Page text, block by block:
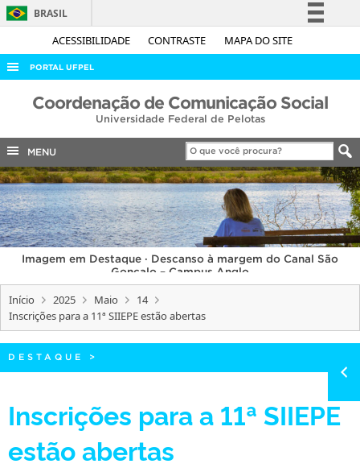
ACESSIBILIDADE CONTRASTE MAPA DO SITE
BRASIL
Simplifique!
Acesso à informação
Legislação
Canais
PORTAL UFPEL
ACESSO À INFORMAÇÃO
COBALTO
CONCURSOS
EDITAIS
INTERNACIONAL
OUVIDORIA
PORTARIAS
TELEFONES
Coordenação de Comunicação Social
Universidade Federal de Pelotas
MENU
Imagem em Destaque · Descanso à margem do Canal São
Gonçalo – Campus Anglo
Início 2025 Maio
14
Inscrições para a 11ª SIIEPE estão abertas
DESTAQUE >
Inscrições para a 11ª SIIEPE
estão abertas